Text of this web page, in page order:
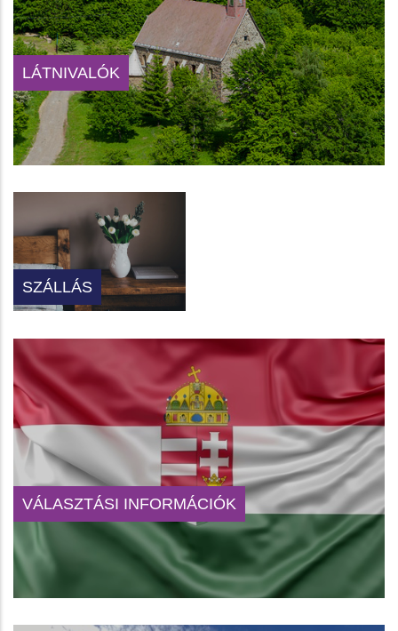
LÁTNIVALÓK
SZÁLLÁS
VÁLASZTÁSI INFORMÁCIÓK